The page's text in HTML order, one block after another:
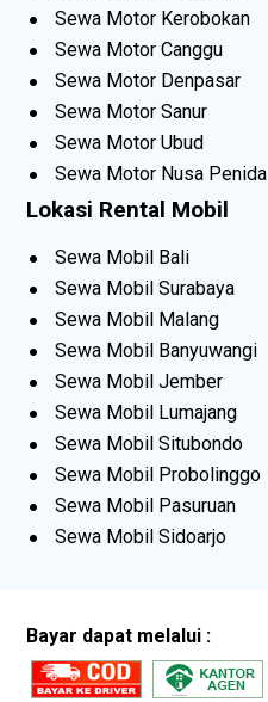
Sewa Motor Kerobokan
Sewa Motor Canggu
Sewa Motor Denpasar
Sewa Motor Sanur
Sewa Motor Ubud
Sewa Motor Nusa Penida
Lokasi Rental Mobil
Sewa Mobil Bali
Sewa Mobil Surabaya
Sewa Mobil Malang
Sewa Mobil Banyuwangi
Sewa Mobil Jember
Sewa Mobil Lumajang
Sewa Mobil Situbondo
Sewa Mobil Probolinggo
Sewa Mobil Pasuruan
Sewa Mobil Sidoarjo
Bayar dapat melalui :